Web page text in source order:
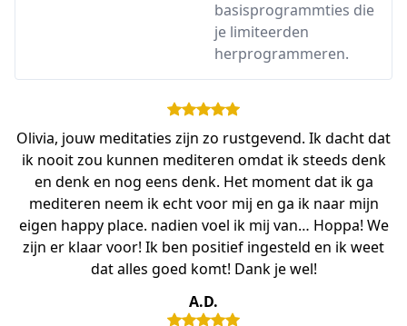
basisprogrammties die
je limiteerden
herprogrammeren.
Olivia, jouw meditaties zijn zo rustgevend. Ik dacht dat
ik nooit zou kunnen mediteren omdat ik steeds denk
en denk en nog eens denk. Het moment dat ik ga
mediteren neem ik echt voor mij en ga ik naar mijn
eigen happy place. nadien voel ik mij van… Hoppa! We
zijn er klaar voor! Ik ben positief ingesteld en ik weet
dat alles goed komt! Dank je wel!
A.D.